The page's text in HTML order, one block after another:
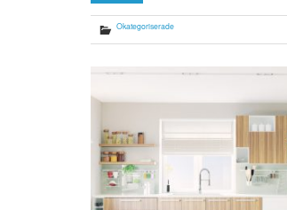
Okategoriserade